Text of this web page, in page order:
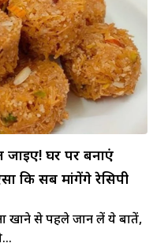
जाइए! घर पर बनाएं
कि सब मांगेंगे रेसिपी
खाने से पहले जान लें ये बातें,